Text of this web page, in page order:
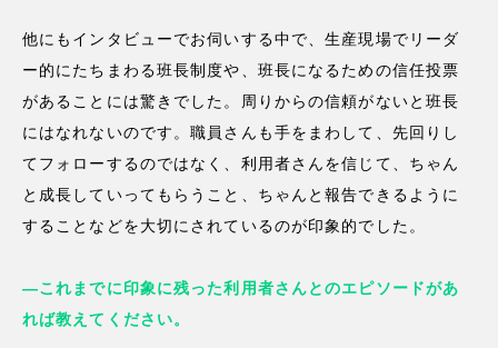
他にもインタビューでお伺いする中で、生産現場でリーダ
ー的にたちまわる班長制度や、班長になるための信任投票
があることには驚きでした。周りからの信頼がないと班長
にはなれないのです。職員さんも手をまわして、先回りし
てフォローするのではなく、利用者さんを信じて、ちゃん
と成長していってもらうこと、ちゃんと報告できるように
することなどを大切にされているのが印象的でした。
—これまでに印象に残った利用者さんとのエピソードがあ
れば教えてください。